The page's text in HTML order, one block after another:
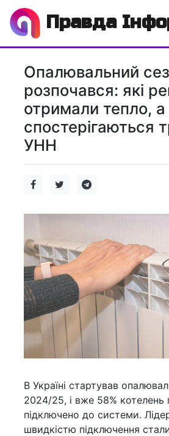
Правда
Опалювальний
розпочався: які
отримали тепло, а
спостерігаються
УНН
В Україні стартував
2024/25, і вже 58% котелень
підключено до системи.
швидкістю підключення